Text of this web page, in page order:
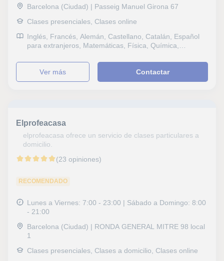
Barcelona (Ciudad) | Passeig Manuel Girona 67
Clases presenciales, Clases online
Inglés, Francés, Alemán, Castellano, Catalán, Español
para extranjeros, Matemáticas, Física, Química,
Estadística, Álgebra, Sociales, Historia, Filosofía, Lengua
Castellana y Literatura, Latín y Griego, Escritura,
Lectura, Lengua catalana y literatura, Lengua gallega y
Repaso General, ESO, Bachillerato, Primaria,
Universidad, Geografía, Matemáticas aplicadas,
Economía, Administración de empresas
ver más Contactar
Elprofeacasa
elprofeacasa ofrece un servicio de clases particulares a
domicilio.
(23 opiniones)
RECOMENDADO
Lunes a Viernes: 7:00 - 23:00 | Sábado a Domingo: 8:00
- 21:00
Barcelona (Ciudad) | RONDA GENERAL MITRE 98 local
1
Clases presenciales, Clases a domicilio, Clases online